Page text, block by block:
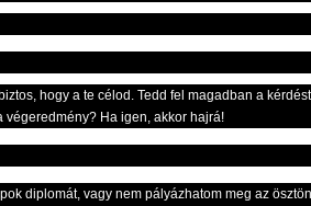
hogy a te célod. Tedd fel magadban a
végeredmény? Ha igen, akkor hajrá!
diplomát, vagy nem pályázhatom meg az